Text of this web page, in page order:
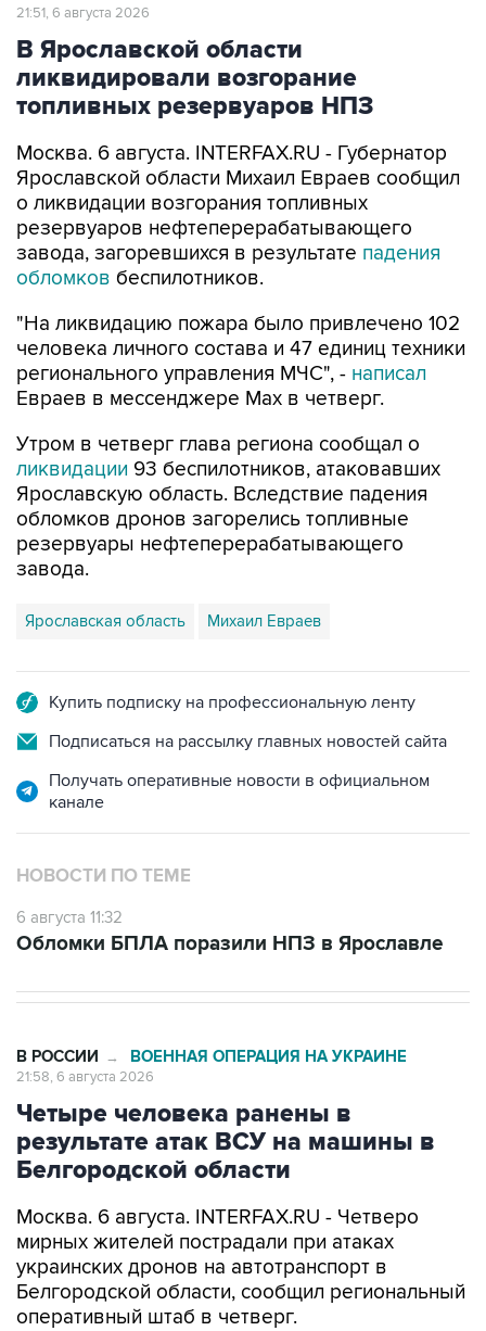
21:51, 6 августа 2026
В Ярославской области
ликвидировали возгорание
топливных резервуаров НПЗ
Москва. 6 августа. INTERFAX.RU - Губернатор
Ярославской области Михаил Евраев сообщил
о ликвидации возгорания топливных
резервуаров нефтеперерабатывающего
завода, загоревшихся в результате падения
обломков беспилотников.
"На ликвидацию пожара было привлечено 102
человека личного состава и 47 единиц техники
регионального управления МЧС", - написал
Евраев в мессенджере Мах в четверг.
Утром в четверг глава региона сообщал о
ликвидации 93 беспилотников, атаковавших
Ярославскую область. Вследствие падения
обломков дронов загорелись топливные
резервуары нефтеперерабатывающего
завода.
Ярославская область Михаил Евраев
Купить подписку на профессиональную ленту
Подписаться на рассылку главных новостей сайта
Получать оперативные новости в официальном
канале
НОВОСТИ ПО ТЕМЕ
6 августа 11:32
Обломки БПЛА поразили НПЗ в Ярославле
В РОССИИ → ВОЕННАЯ ОПЕРАЦИЯ НА УКРАИНЕ
21:58, 6 августа 2026
Четыре человека ранены в
результате атак ВСУ на машины в
Белгородской области
Москва. 6 августа. INTERFAX.RU - Четверо
мирных жителей пострадали при атаках
украинских дронов на автотранспорт в
Белгородской области, сообщил региональный
оперативный штаб в четверг.